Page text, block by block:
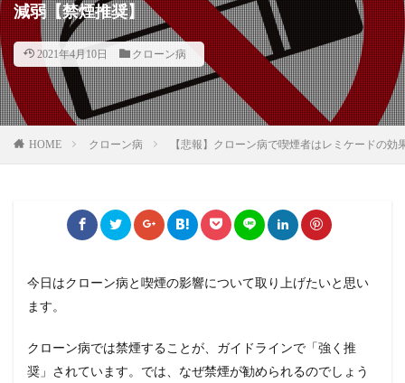
減弱【禁煙推奨】
2021年4月10日 クローン病
HOME クローン病 【悲報】クローン病で喫煙者はレミケードの効
今日はクローン病と喫煙の影響について取り上げたいと思い
ます。
クローン病では禁煙することが、ガイドラインで「強く推
奨」されています。では、なぜ禁煙が勧められるのでしょう